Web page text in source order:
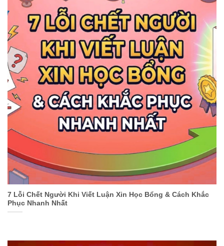
7 Lỗi Chết Người Khi Viết Luận Xin Học Bổng & Cách Khắc
Phục Nhanh Nhất